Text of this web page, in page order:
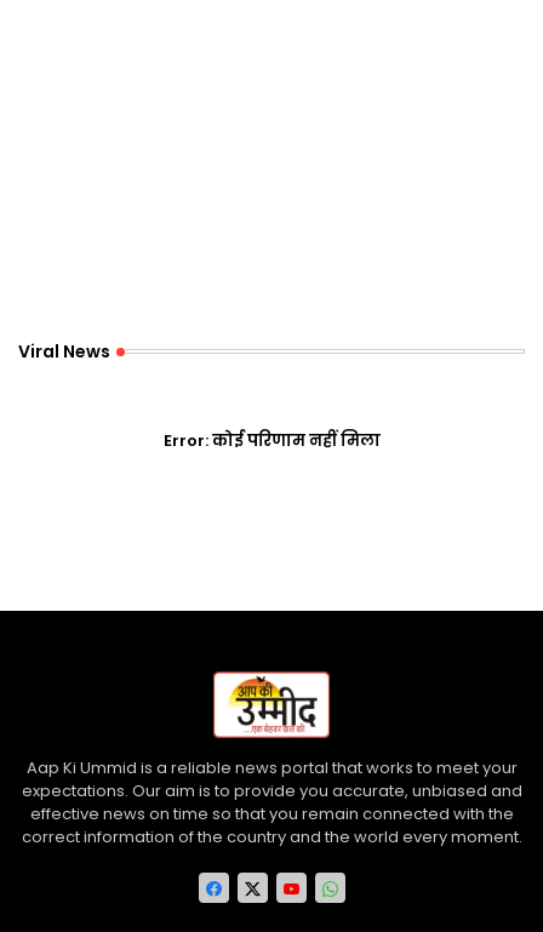
Viral News
Error:कोई परिणाम नहीं मिला
Aap Ki Ummid is a reliable news portal that works to meet your
expectations. Our aim is to provide you accurate, unbiased and
effective news on time so that you remain connected with the
correct information of the country and the world every moment.